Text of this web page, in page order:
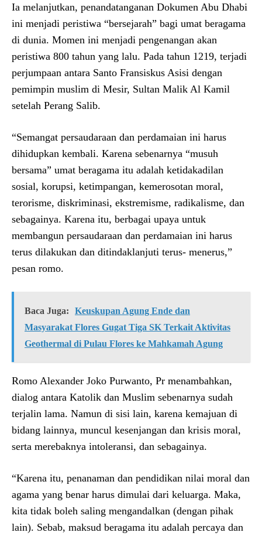
Ia melanjutkan, penandatanganan Dokumen Abu Dhabi
ini menjadi peristiwa “bersejarah” bagi umat beragama
di dunia. Momen ini menjadi pengenangan akan
peristiwa 800 tahun yang lalu. Pada tahun 1219, terjadi
perjumpaan antara Santo Fransiskus Asisi dengan
pemimpin muslim di Mesir, Sultan Malik Al Kamil
setelah Perang Salib.
“Semangat persaudaraan dan perdamaian ini harus
dihidupkan kembali. Karena sebenarnya “musuh
bersama” umat beragama itu adalah ketidakadilan
sosial, korupsi, ketimpangan, kemerosotan moral,
terorisme, diskriminasi, ekstremisme, radikalisme, dan
sebagainya. Karena itu, berbagai upaya untuk
membangun persaudaraan dan perdamaian ini harus
terus dilakukan dan ditindaklanjuti terus- menerus,”
pesan romo.
Baca Juga:
Keuskupan Agung Ende dan
Masyarakat Flores Gugat Tiga SK Terkait Aktivitas
Geothermal di Pulau Flores ke Mahkamah Agung
Romo Alexander Joko Purwanto, Pr menambahkan,
dialog antara Katolik dan Muslim sebenarnya sudah
terjalin lama. Namun di sisi lain, karena kemajuan di
bidang lainnya, muncul kesenjangan dan krisis moral,
serta merebaknya intoleransi, dan sebagainya.
“Karena itu, penanaman dan pendidikan nilai moral dan
agama yang benar harus dimulai dari keluarga. Maka,
kita tidak boleh saling mengandalkan (dengan pihak
lain). Sebab, maksud beragama itu adalah percaya dan